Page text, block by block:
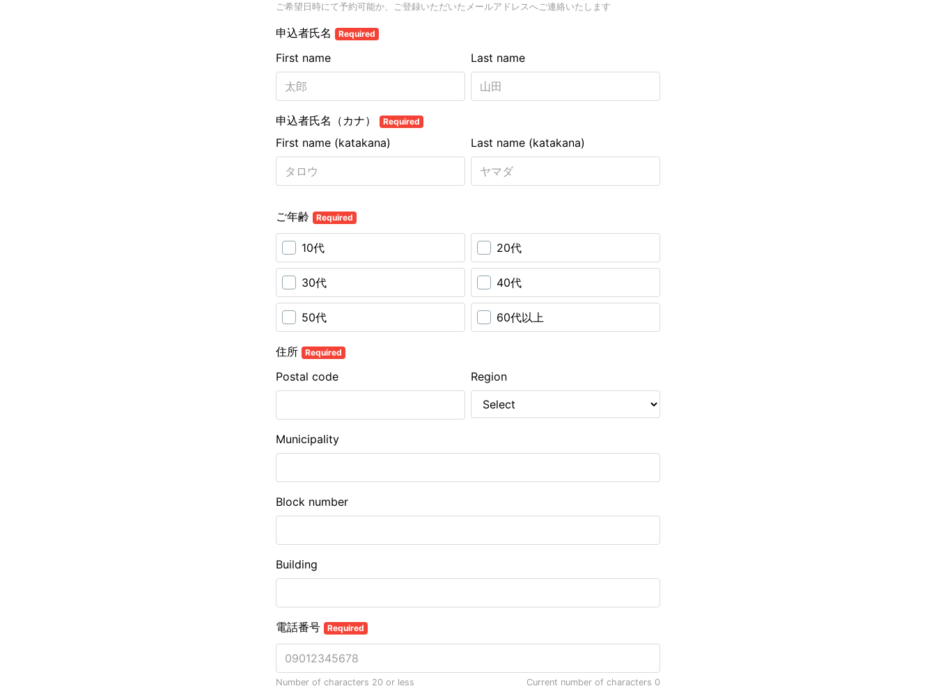
ご希望日時にて予約可能か、ご登録いただいたメールアドレスへご連絡いたします
申込者氏名 Required
Last name
First name
申込者氏名（カナ） Required
Last name (katakana)
First name (katakana)
ご年齢 Required
10代 20代
30代 40代
50代 60代以上
住所 Required
Postal code Region
Municipality
Block number
Building
電話番号 Required
Number of characters 20 or less Current number of characters 0